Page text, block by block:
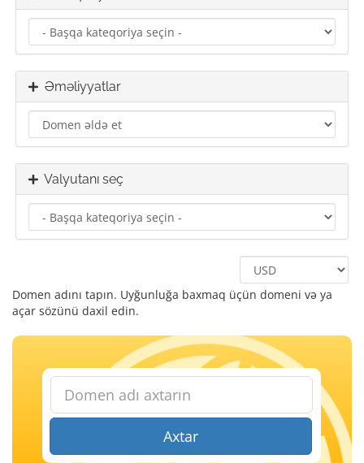
Əməliyyatlar
Valyutanı seç
Domen adını tapın. Uyğunluğa baxmaq üçün domeni və ya
açar sözünü daxil edin.
Axtar